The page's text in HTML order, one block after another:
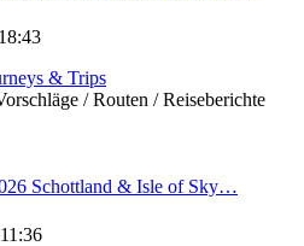
& Trips
/ Routen / Reiseberichte
Schottland & Isle of Sky…